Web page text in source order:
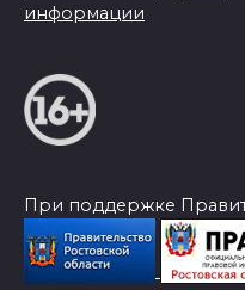
информации
При поддержке